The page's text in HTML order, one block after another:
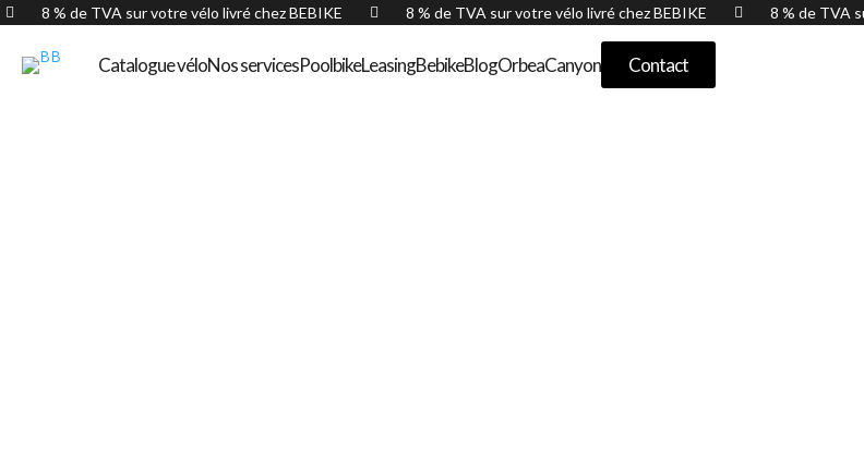
 8 % de TVA sur votre vélo livré chez BEBIKE  8 % de TVA sur votre vélo livré chez BEBIKE  8 % de TVA
Catalogue véloNos servicesPoolbikeLeasingBebikeBlogOrbeaCanyon Contact